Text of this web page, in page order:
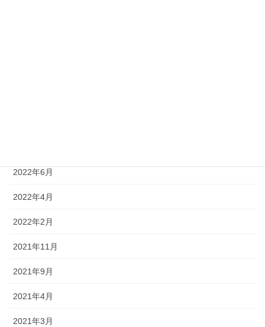
2022年6月
2022年4月
2022年2月
2021年11月
2021年9月
2021年4月
2021年3月